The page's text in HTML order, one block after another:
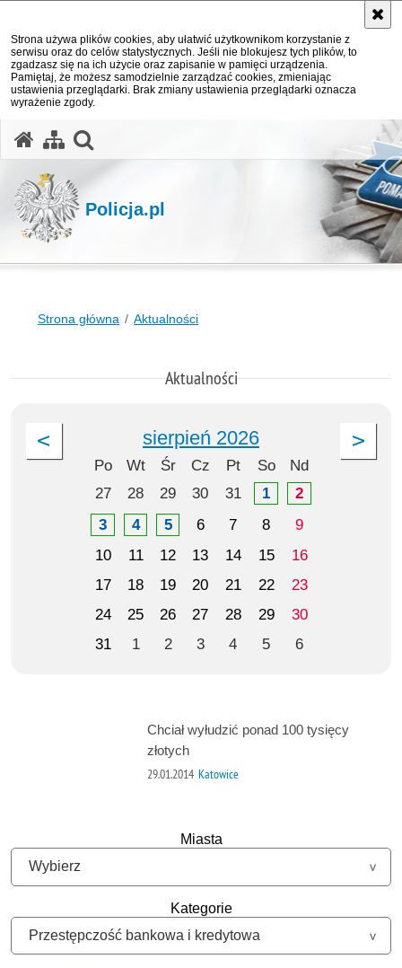
Strona używa plików cookies, aby ułatwić użytkownikom korzystanie z
serwisu oraz do celów statystycznych. Jeśli nie blokujesz tych plików, to
zgadzasz się na ich użycie oraz zapisanie w pamięci urządzenia.
Pamiętaj, że możesz samodzielnie zarządzać cookies, zmieniając
ustawienia przeglądarki. Brak zmiany ustawienia przeglądarki oznacza
wyrażenie zgody.
Policja.pl
Strona główna Aktualności
Aktualności
sierpień 2026
Po Wt Śr Cz Pt So
Nd
27
28 29 30 31 1
2
3
4 5 6 7 8
9
10
11 12 13 14 15
16
17
18 19 20 21 22
23
24
25 26 27 28 29
30
31
1 2 3 4 5 6
Chciał wyłudzić ponad 100 tysięcy
złotych
29.01.2014 Katowice
Miasta
Kategorie